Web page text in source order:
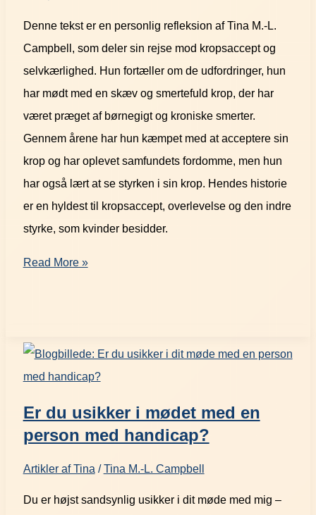
Denne tekst er en personlig refleksion af Tina M.-L.
Campbell, som deler sin rejse mod kropsaccept og
selvkærlighed. Hun fortæller om de udfordringer, hun
har mødt med en skæv og smertefuld krop, der har
været præget af børnegigt og kroniske smerter.
Gennem årene har hun kæmpet med at acceptere sin
krop og har oplevet samfundets fordomme, men hun
har også lært at se styrken i sin krop. Hendes historie
er en hyldest til kropsaccept, overlevelse og den indre
styrke, som kvinder besidder.
Read More »
Er du usikker i mødet med en
person med handicap?
Artikler af Tina /Tina M.-L. Campbell
Du er højst sandsynlig usikker i dit møde med mig –